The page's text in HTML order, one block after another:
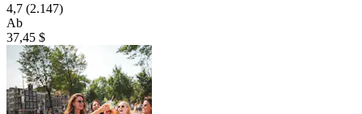
4,7 (2.147)
Ab
37,45 $